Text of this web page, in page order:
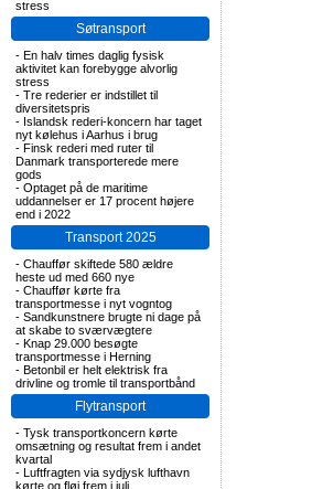
stress
Søtransport
- En halv times daglig fysisk
aktivitet kan forebygge alvorlig
stress
- Tre rederier er indstillet til
diversitetspris
- Islandsk rederi-koncern har taget
nyt kølehus i Aarhus i brug
- Finsk rederi med ruter til
Danmark transporterede mere
gods
- Optaget på de maritime
uddannelser er 17 procent højere
end i 2022
Transport 2025
- Chauffør skiftede 580 ældre
heste ud med 660 nye
- Chauffør kørte fra
transportmesse i nyt vogntog
- Sandkunstnere brugte ni dage på
at skabe to sværvægtere
- Knap 29.000 besøgte
transportmesse i Herning
- Betonbil er helt elektrisk fra
drivline og tromle til transportbånd
Flytransport
- Tysk transportkoncern kørte
omsætning og resultat frem i andet
kvartal
- Luftfragten via sydjysk lufthavn
kørte og fløj frem i juli